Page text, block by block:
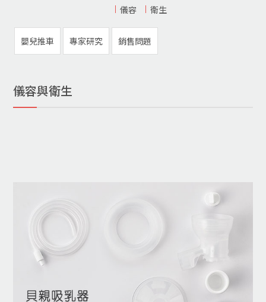
儀容 衛生
嬰兒推車 專家研究 銷售問題
儀容與衛生